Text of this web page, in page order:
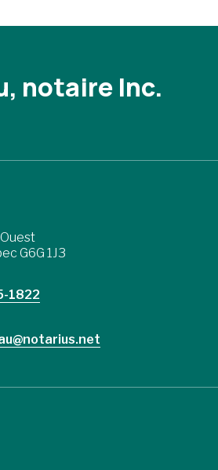
notaire Inc.
G6G 1J3
1822